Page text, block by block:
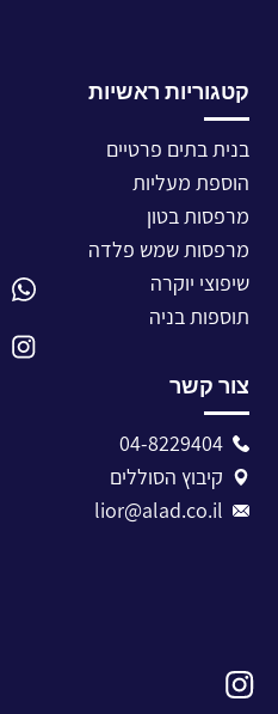
קטגוריות ראשיות
בנית בתים פרטיים
הוספת מעליות
מרפסות בטון
מרפסות שמש פלדה
שיפוצי יוקרה
תוספות בניה
צור קשר
04-8229404
קיבוץ הסוללים
lior@alad.co.il